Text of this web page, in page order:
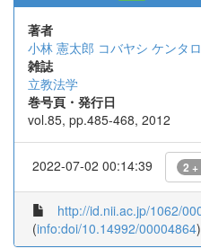
著者
小林 憲太郎 コバヤシ ケンタ
雑誌
立教法学
巻号頁・発行日
vol.85, pp.485-468, 2012
2022-07-02 00:14:39 2 +
http://id.nii.ac.jp/1062/
(info:doi/10.14992/00004864)